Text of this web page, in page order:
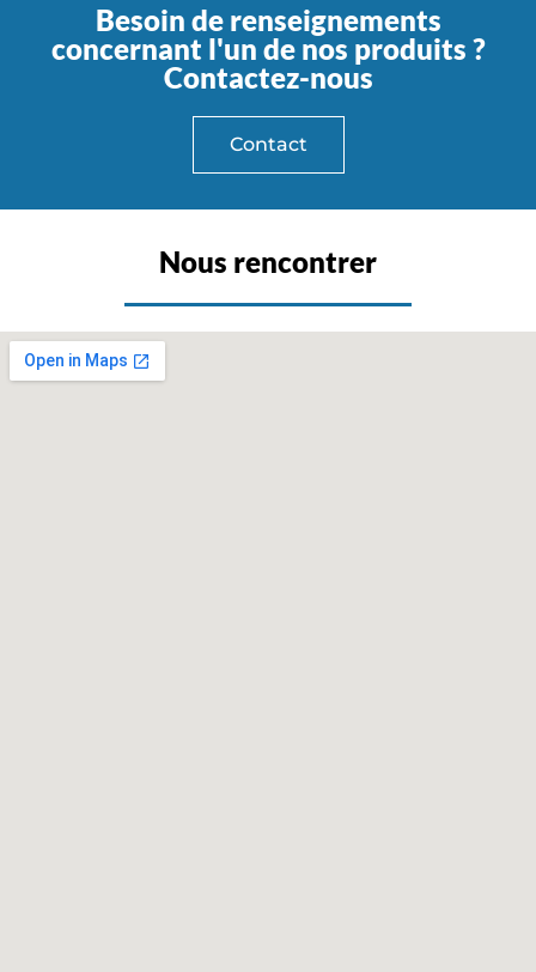
Besoin de renseignements
concernant l'un de nos produits ?
Contactez-nous
Contact
Nous rencontrer